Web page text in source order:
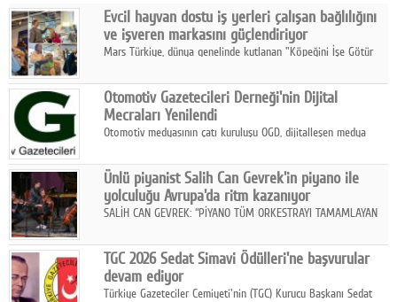
Facebook
Diziler
Karikatür
Youtube
Polemik
Reklam
Yazarlar
Künye
Evcil hayvan dostu iş yerleri çalışan bağlılığını
ve işveren markasını güçlendiriyor
Mars Türkiye, dünya genelinde kutlanan "Köpeğini İşe Götür
çalışan bağlılığı, iyi olma hali ve işveren markası üzerindeki
etkisine dikkat çekti.
Otomotiv Gazetecileri Derneği'nin Dijital
Mecraları Yenilendi
Otomotiv medyasının çatı kuruluşu OGD, dijitalleşen medya
hedefiyle internet sitesini ve sosyal medya kanallarını yeniledi.
Ünlü piyanist Salih Can Gevrek'in piyano ile
yolculuğu Avrupa'da ritm kazanıyor
SALİH CAN GEVREK: “PİYANO TÜM ORKESTRAYI TAMAMLAYAN
ETKİ YARATIYOR"
TGC 2026 Sedat Simavi Ödülleri'ne başvurular
devam ediyor
Türkiye Gazeteciler Cemiyeti'nin (TGC) Kurucu Başkanı Sedat